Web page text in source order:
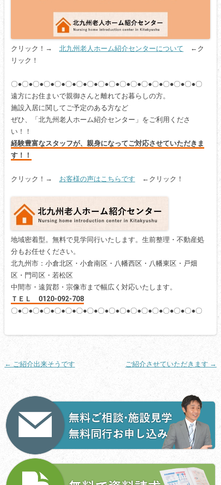
クリック！→ 北九州老人ホーム紹介センターについて ←ク
リック！
〇●〇●〇●〇●〇●〇●〇●〇●〇●〇●〇●〇●〇●〇●〇●〇●〇●〇
遠方にお住まいで親御さんと離れてお暮らしの方。
施設入居に関してご予定のある方など
ぜひ、「北九州老人ホーム紹介センター」をご利用くださ
い！！
経験豊富なスタッフが、親身になってご対応させていただきま
す！！
クリック！→ お客様の声はこちらです ←クリック！
地域密着型。無料で見学同行いたします。生前整理・不動産処
分もお任せください。
北九州市：小倉北区・小倉南区・八幡西区・八幡東区・戸畑
区・門司区・若松区
中間市・遠賀郡・宗像市まで幅広く対応いたします。
ＴＥＬ 0120-092-708
〇●〇●〇●〇●〇●〇●〇●〇●〇●〇●〇●〇●〇●〇●〇●〇●〇●〇
投
ゲ
ー
ン
← ご紹介出来そうです ご紹介させていただきます →